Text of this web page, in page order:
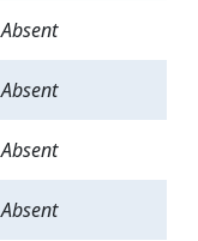
Absent
Absent
Absent
Absent